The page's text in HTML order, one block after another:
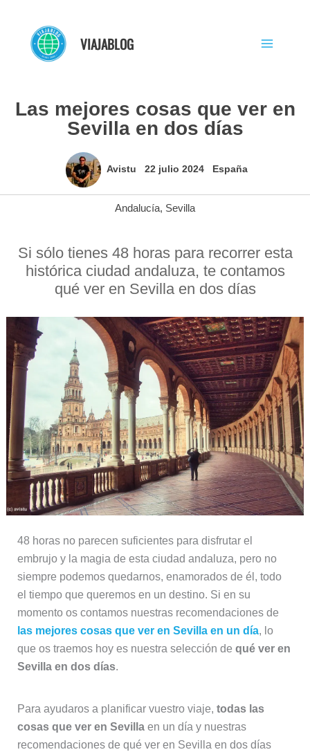
contenido
VIAJABLOG
Las mejores cosas que ver en
Sevilla en dos días
Avistu 22 julio 2024 España
Andalucía, Sevilla
Si sólo tienes 48 horas para recorrer esta
histórica ciudad andaluza, te contamos
qué ver en Sevilla en dos días
48 horas no parecen suficientes para disfrutar el
embrujo y la magia de esta ciudad andaluza, pero no
siempre podemos quedarnos, enamorados de él, todo
el tiempo que queremos en un destino. Si en su
momento os contamos nuestras recomendaciones de
las mejores cosas que ver en Sevilla en un día, lo
que os traemos hoy es nuestra selección de qué ver en
Sevilla en dos días.
Para ayudaros a planificar vuestro viaje, todas las
cosas que ver en Sevillaen un día y nuestras
recomendaciones de qué ver en Sevilla en dos días